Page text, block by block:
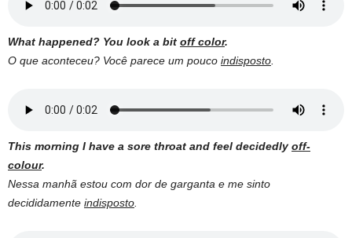
What happened? You look a bit off color.
O que aconteceu? Você parece um pouco indisposto
This morning I have a sore throat and feel decidedly off-
colour.
Nessa manhã estou com dor de garganta e me sinto
decididamente indisposto